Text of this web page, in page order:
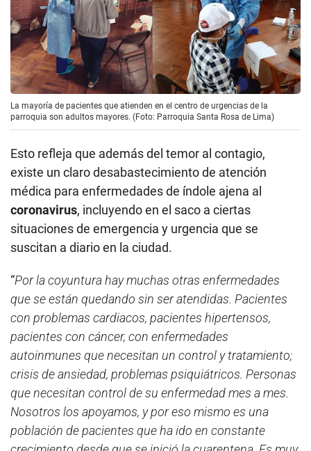
La mayoría de pacientes que atienden en el centro de urgencias de la
parroquia son adultos mayores. (Foto: Parroquia Santa Rosa de Lima)
Esto refleja que además del temor al contagio,
existe un claro desabastecimiento de atención
médica para enfermedades de índole ajena al
coronavirus, incluyendo en el saco a ciertas
situaciones de emergencia y urgencia que se
suscitan a diario en la ciudad.
“Por la coyuntura hay muchas otras enfermedades
que se están quedando sin ser atendidas. Pacientes
con problemas cardiacos, pacientes hipertensos,
pacientes con cáncer, con enfermedades
autoinmunes que necesitan un control y tratamiento;
crisis de ansiedad, problemas psiquiátricos. Personas
que necesitan control de su enfermedad mes a mes.
Nosotros los apoyamos, y por eso mismo es una
población de pacientes que ha ido en constante